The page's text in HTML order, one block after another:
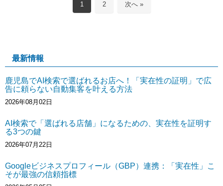
1 2 次へ »
最新情報
鹿児島でAI検索で選ばれるお店へ！「実在性の証明」で広
告に頼らない自動集客を叶える方法
2026年08月02日
AI検索で「選ばれる店舗」になるための、実在性を証明す
る3つの鍵
2026年07月22日
Googleビジネスプロフィール（GBP）連携：「実在性」こ
そが最強の信頼指標